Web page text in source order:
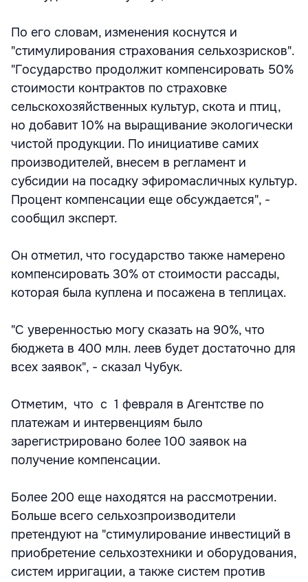
По его словам, изменения коснутся и
"стимулирования страхования сельхозрисков".
"Государство продолжит компенсировать 50%
стоимости контрактов по страховке
сельскохозяйственных культур, скота и птиц,
но добавит 10% на выращивание экологически
чистой продукции. По инициативе самих
производителей, внесем в регламент и
субсидии на посадку эфиромасличных культур.
Процент компенсации еще обсуждается", -
сообщил эксперт.
Он отметил, что государство также намерено
компенсировать 30% от стоимости рассады,
которая была куплена и посажена в теплицах.
"С уверенностью могу сказать на 90%, что
бюджета в 400 млн. леев будет достаточно для
всех заявок", - сказал Чубук.
Отметим, что с 1 февраля в Агентстве по
платежам и интервенциям было
зарегистрировано более 100 заявок на
получение компенсации.
Более 200 еще находятся на рассмотрении.
Больше всего сельхозпроизводители
претендуют на "стимулирование инвестиций в
приобретение сельхозтехники и оборудования,
систем ирригации, а также систем против